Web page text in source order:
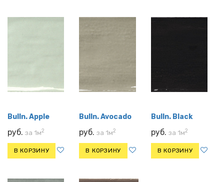
Bulln. Apple
руб. за 1м2
В КОРЗИНУ
Bulln. Avocado
руб.за 1м2
В КОРЗИНУ
Bulln. Black
руб. за 1м2
В КОРЗИНУ